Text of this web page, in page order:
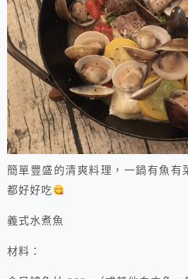
簡單豐盛的清爽料理，一鍋有魚有
都好好吃
義式水煮魚
材料：